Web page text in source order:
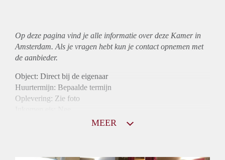
Op deze pagina vind je alle informatie over deze Kamer in
Amsterdam. Als je vragen hebt kun je contact opnemen met
de aanbieder.
Object: Direct bij de eigenaar
Huurtermijn: Bepaalde termijn
Oplevering: Zie foto
MEER